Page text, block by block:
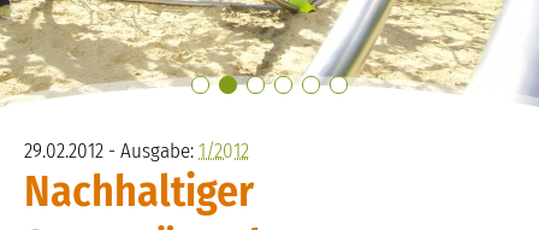
29.02.2012 - Ausgabe:1/2012
Nachhaltiger